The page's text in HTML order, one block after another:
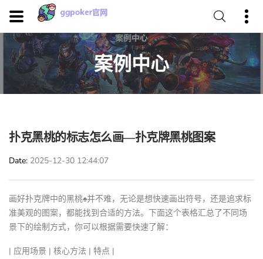
案例中心
扑克黑桃的标志怎么画—扑克牌黑桃图案
Date 2025-12-30 12:44:07
画好扑克牌中的黑桃♠️并不难，无论是想快速画出符号，还是追求标
准美观的图案，都能找到合适的方法。下面这个表格汇总了不同场
景下的绘制方式，你可以根据需要快速了解：
| 应用场景 | 核心方法 | 特点 |